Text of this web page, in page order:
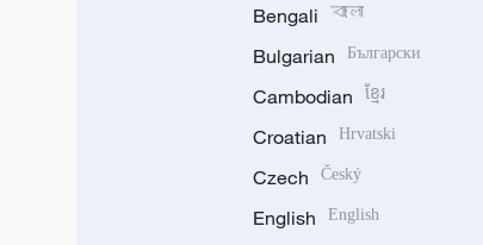
Bengali বাংলা
Bulgarian Български
Cambodian ខ្មែរ
Croatian Hrvatski
Czech Český
English English